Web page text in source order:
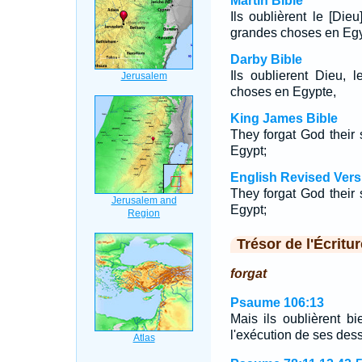
Ils oublièrent le
grandes choses en
Darby Bible
Ils oublierent Dieu,
choses en Egypte,
King James Bible
They forgat God their
Egypt;
English Revised
They forgat God their
Egypt;
Trésor de
forgat
Psaume 106:13
Mais ils oublièrent
l'exécution de ses